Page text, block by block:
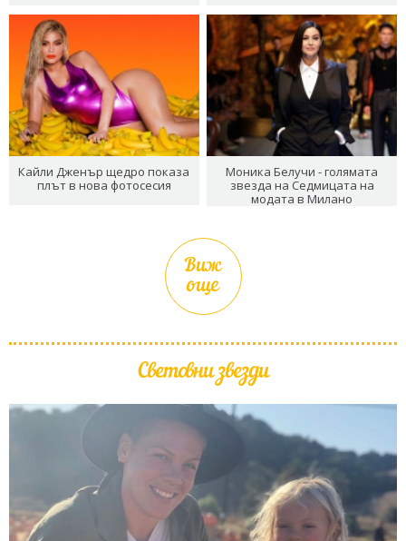
Кайли Дженър щедро показа
плът в нова фотосесия
Моника Белучи - голямата
звезда на Седмицата на
модата в Милано
Виж
още
Световни звезди